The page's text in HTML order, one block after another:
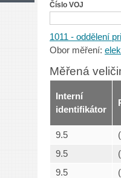
Číslo VOJ
1011 - oddělení
Obor měření:
Měřená
Interní
identifikátor
9.5
9.5
9.5